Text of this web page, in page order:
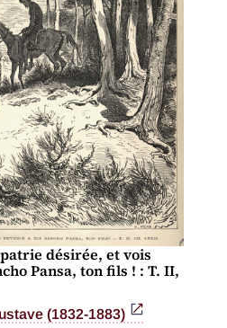
désirée, et vois
Pansa, ton fils ! : T. II,
(1832-1883)